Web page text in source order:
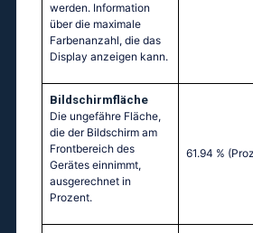
werden. Information
über die maximale
Farbenanzahl, die das
Display anzeigen kann.
Bildschirmfläche
Die ungefähre Fläche,
die der Bildschirm am
Frontbereich des
Gerätes einnimmt,
ausgerechnet in
Prozent.
61.94 %